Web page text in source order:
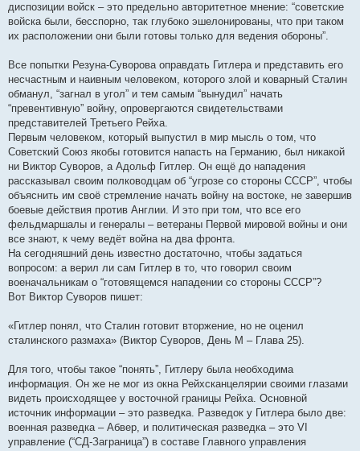
диспозиции войск – это предельно авторитетное мнение: “советские
войска были, бесспорно, так глубоко эшелонированы, что при таком
их расположении они были готовы только для ведения обороны”.
Все попытки Резуна-Суворова оправдать Гитлера и представить его
несчастным и наивным человеком, которого злой и коварный Сталин
обманул, “загнал в угол” и тем самым “вынудил” начать
“превентивную” войну, опровергаются свидетельствами
представителей Третьего Рейха.
Первым человеком, который выпустил в мир мысль о том, что
Советский Союз якобы готовится напасть на Германию, был никакой
ни Виктор Суворов, а Адольф Гитлер. Он ещё до нападения
рассказывал своим полководцам об “угрозе со стороны СССР”, чтобы
объяснить им своё стремление начать войну на востоке, не завершив
боевые действия против Англии. И это при том, что все его
фельдмаршалы и генералы – ветераны Первой мировой войны и они
все знают, к чему ведёт война на два фронта.
На сегодняшний день известно достаточно, чтобы задаться
вопросом: а верил ли сам Гитлер в то, что говорил своим
военачальникам о “готовящемся нападении со стороны СССР”?
Вот Виктор Суворов пишет:
«Гитлер понял, что Сталин готовит вторжение, но не оценил
сталинского размаха» (Виктор Суворов, День М – Глава 25).
Для того, чтобы такое “понять”, Гитлеру была необходима
информация. Он же не мог из окна Рейхсканцелярии своими глазами
видеть происходящее у восточной границы Рейха. Основной
источник информации – это разведка. Разведок у Гитлера было две:
военная разведка – Абвер, и политическая разведка – это VI
управление (“СД-Заграница”) в составе Главного управления